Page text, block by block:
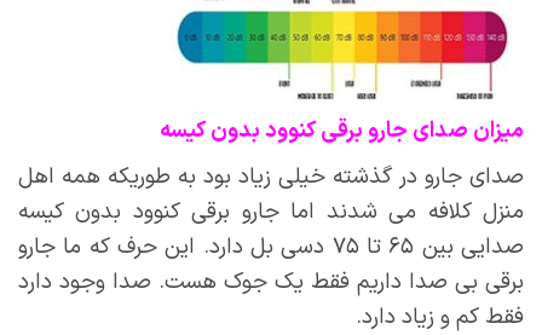
میزان صدای جارو برقی کنوود بدون کیسه
صدای جارو در گذشته خیلی زیاد بود به طوریکه همه اهل
منزل کلافه می شدند اما جارو برقی کنوود بدون کیسه
صدایی بین ۶۵ تا ۷۵ دسی بل دارد. این حرف که ما جارو
برقی بی صدا داریم فقط یک جوک هست. صدا وجود دارد
فقط کم و زیاد دارد.